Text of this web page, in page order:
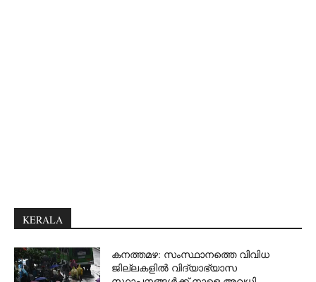
KERALA
കനത്തമഴ: സംസ്ഥാനത്തെ വിവിധ
ജില്ലകളിൽ വിദ്യാഭ്യാസ